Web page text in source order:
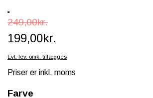
249,00kr.
199,00kr.
Evt. lev. omk. tillægges
Priser er inkl. moms
Farve